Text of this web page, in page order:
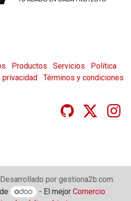
Productos Servicios
Política
privacidad Términos y condiciones
por gestiona2b.com.
- El mejor Comercio